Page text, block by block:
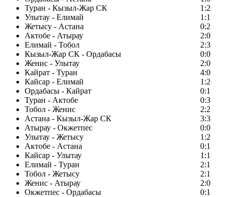
Туран - Кызыл-Жар СК
1:2
Улытау - Елимай
1:1
Жетысу - Астана
0:2
Актобе - Атырау
2:0
Елимай - Тобол
2:3
Кызыл-Жар СК - Ордабасы
0:0
Женис - Улытау
2:0
Кайрат - Туран
4:0
Кайсар - Елимай
1:2
Ордабасы - Кайрат
0:1
Туран - Актобе
0:3
Тобол - Женис
2:2
Астана - Кызыл-Жар СК
3:3
Атырау - Окжетпес
0:0
Улытау - Жетысу
1:2
Актобе - Астана
0:1
Кайсар - Улытау
1:1
Елимай - Туран
2:1
Тобол - Жетысу
2:1
Женис - Атырау
2:0
Окжетпес - Ордабасы
0:1